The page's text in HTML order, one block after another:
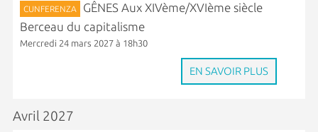
CUNFERENZA
GÊNES Aux XIVème/XVIème siècle
Berceau du capitalisme
Mercredi 24 mars 2027 à 18h30
EN SAVOIR PLUS
Avril 2027